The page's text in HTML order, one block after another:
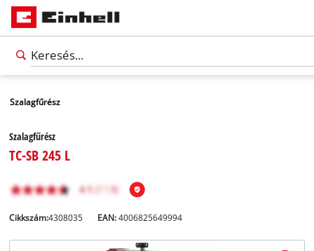
Szalagfűrész
Szalagfűrész
TC-SB 245 L
Cikkszám:4308035 EAN:4006825649994